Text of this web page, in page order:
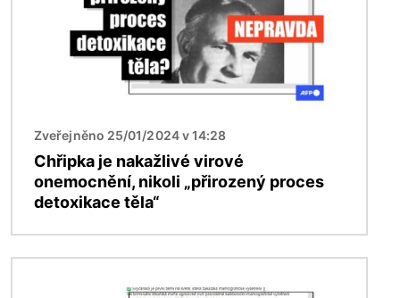
Zveřejněno 25/01/2024 v 14:28
Chřipka je nakažlivé virové
onemocnění, nikoli „přirozený proces
detoxikace těla“